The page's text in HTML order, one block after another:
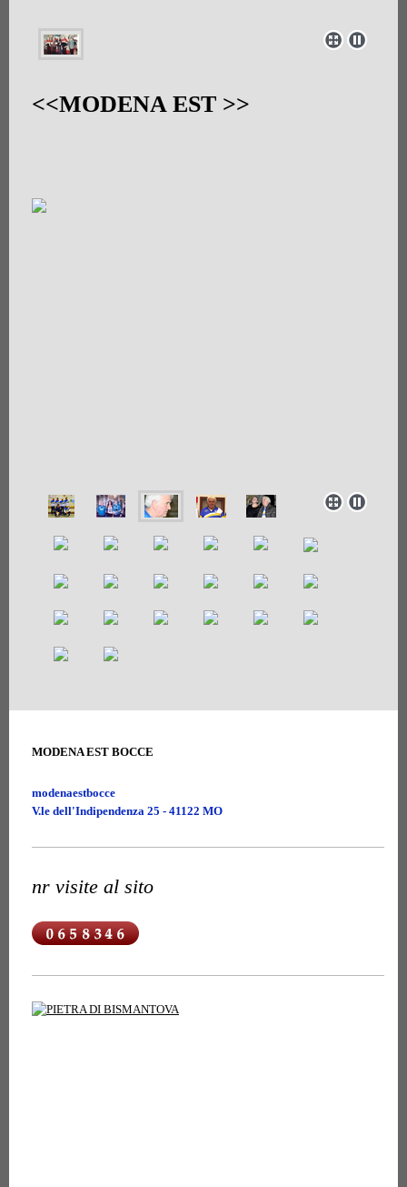
<<MODENA EST >>
MODENA EST BOCCE
modenaestbocce
V.le dell'Indipendenza 25 - 41122 MO
nr visite al sito